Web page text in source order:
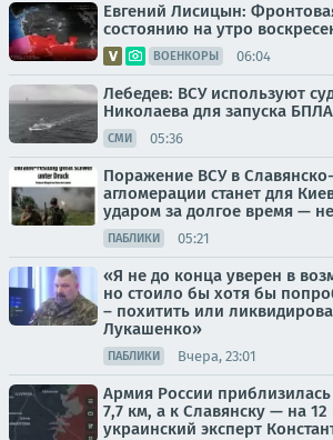
Евгений Лисицын:
состоянию на утро
ВОЕНКОРЫ 06:04
Лебедев: ВСУ используют
Николаева для запуска
СМИ 05:36
Поражение ВСУ в
агломерации станет для
ударом за долгое время —
ПАБЛИКИ 05:21
«Я не до конца уверен в
но стоило бы хотя бы
– похитить или
Лукашенко»
ПАБЛИКИ Вчера, 23:01
Армия России
7,7 км, а к Славянску — на 12
украинский эксперт